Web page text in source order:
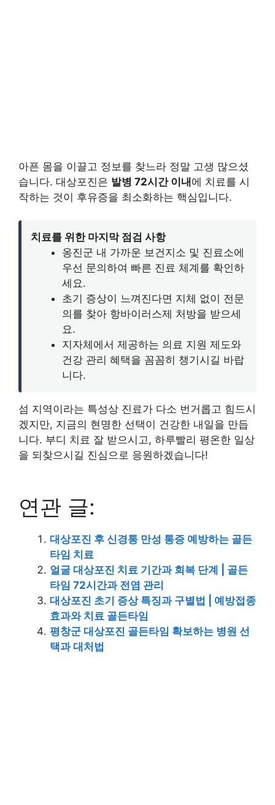
아픈 몸을 이끌고 정보를 찾느라 정말 고생 많으셨
습니다. 대상포진은 발병 72시간 이내에 치료를 시
작하는 것이 후유증을 최소화하는 핵심입니다.
치료를 위한 마지막 점검 사항
옹진군 내 가까운 보건지소 및 진료소에
우선 문의하여 빠른 진료 체계를 확인하
세요.
초기 증상이 느껴진다면 지체 없이 전문
의를 찾아 항바이러스제 처방을 받으세
요.
지자체에서 제공하는 의료 지원 제도와
건강 관리 혜택을 꼼꼼히 챙기시길 바랍
니다.
섬 지역이라는 특성상 진료가 다소 번거롭고 힘드시
겠지만, 지금의 현명한 선택이 건강한 내일을 만듭
니다. 부디 치료 잘 받으시고, 하루빨리 평온한 일상
을 되찾으시길 진심으로 응원하겠습니다!
연관 글:
대상포진 후 신경통 만성 통증 예방하는 골든
타임 치료
얼굴 대상포진 치료 기간과 회복 단계 | 골든
타임 72시간과 전염 관리
대상포진 초기 증상 특징과 구별법 | 예방접종
효과와 치료 골든타임
평창군 대상포진 골든타임 확보하는 병원 선
택과 대처법